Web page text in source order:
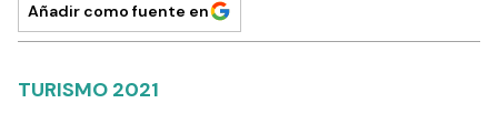
Añadir como fuente en
TURISMO 2021